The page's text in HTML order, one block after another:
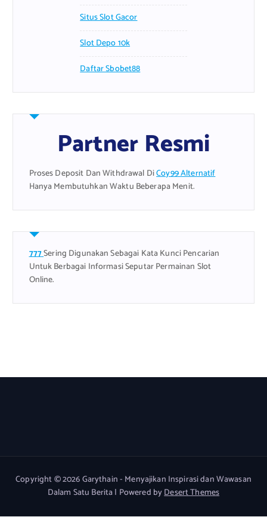
Situs Slot Gacor
Slot Depo 10k
Daftar Sbobet88
Partner Resmi
Proses Deposit Dan Withdrawal DiCoy99 Alternatif
Hanya Membutuhkan Waktu Beberapa Menit.
777Sering Digunakan Sebagai Kata Kunci Pencarian
Untuk Berbagai Informasi Seputar Permainan Slot
Online.
Copyright © 2026 Garythain - Menyajikan Inspirasi dan Wawasan
Dalam Satu Berita | Powered byDesert Themes